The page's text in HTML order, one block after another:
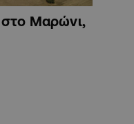
στο Μαρώνι,